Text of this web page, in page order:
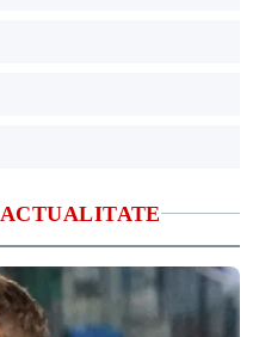
ACTUALITATE